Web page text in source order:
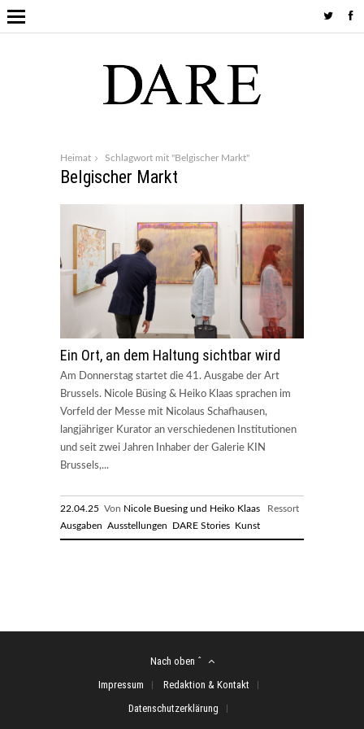
Heimat Schlagwort mit "Belgischer Markt"
Belgischer Markt
Ein Ort, an dem Haltung sichtbar wird
Am Donnerstag startet die 41. Ausgabe der Art
Brussels. Nicole Büsing & Heiko Klaas sprachen im
Vorfeld der Messe mit Nicolaus Schafhausen,
langjähriger Kurator an verschiedenen Institutionen
und seit zwei Jahren Inhaber der Galerie KIN
Brussels,...
22.04.25 Von Nicole Buesing und Heiko Klaas Ressort
Ausgaben Ausstellungen DARE Stories Kunst
Nach oben ˆ
Impressum
Redaktion & Kontakt
Datenschutzerklärung